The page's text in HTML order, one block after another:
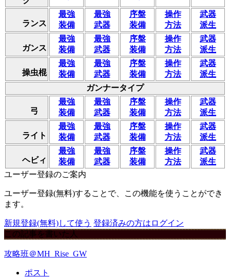
ランス
最強
装備
最強
武器
序盤
装備
操作
方法
武器
派生
ガンス
最強
装備
最強
武器
序盤
装備
操作
方法
武器
派生
操虫棍
最強
装備
最強
武器
序盤
装備
操作
方法
武器
派生
ガンナータイプ
弓
最強
装備
最強
武器
序盤
装備
操作
方法
武器
派生
ライト
最強
装備
最強
武器
序盤
装備
操作
方法
武器
派生
ヘビィ
最強
装備
最強
武器
序盤
装備
操作
方法
武器
派生
ユーザー登録のご案内
ユーザー登録(無料)することで、この機能を使うことができ
ます。
新規登録(無料)して使う 登録済みの方はログイン
この記事を書いた人
攻略班＠MH_Rise_GW
ポスト